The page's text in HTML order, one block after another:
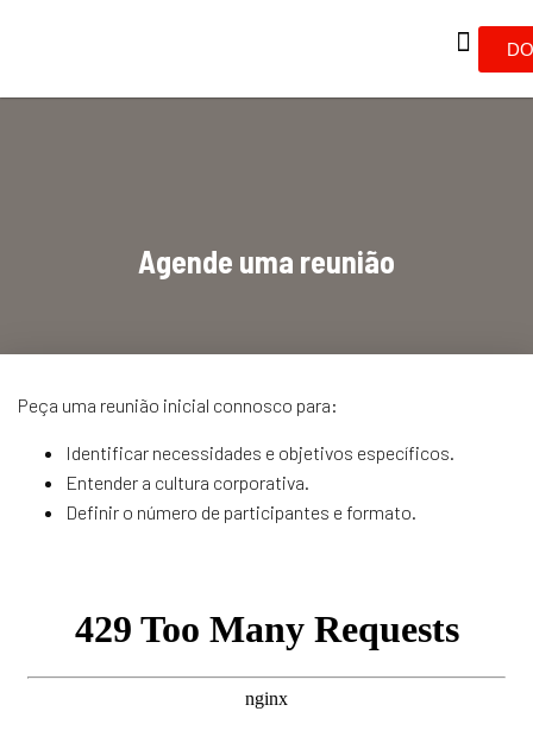
Agende uma reunião
Peça uma reunião inicial connosco para:
Identificar necessidades e objetivos específicos.
Entender a cultura corporativa.
Definir o número de participantes e formato.